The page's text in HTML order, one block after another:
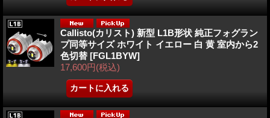
Callisto(カリスト) 新型 L1B形状 純正フォグラン
プ同等サイズ ホワイト イエロー 白 黄 室内から2
色切替 [FGL1BYW]
17,600円(税込)